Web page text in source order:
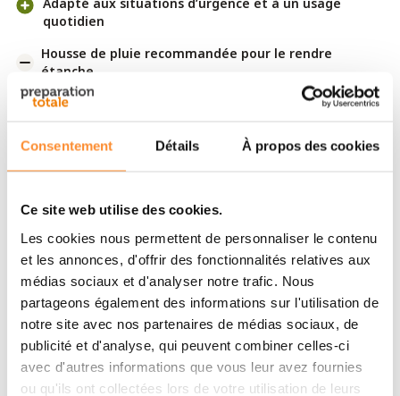
Consentement Détails À propos des cookies
Ce site web utilise des cookies.
Les cookies nous permettent de personnaliser le contenu
et les annonces, d'offrir des fonctionnalités relatives aux
médias sociaux et d'analyser notre trafic. Nous
partageons également des informations sur l'utilisation de
notre site avec nos partenaires de médias sociaux, de
publicité et d'analyse, qui peuvent combiner celles-ci
avec d'autres informations que vous leur avez fournies
ou qu'ils ont collectées lors de votre utilisation de leurs
quotidien
Housse de pluie recommandée pour le rendre
étanche
materiel de survie
ou votre kit d’urgence, que ce soit
pour un usage quotidien ou en situation critique.
comprenant rations, trousse de secours, réchaud
compact ou petite tente afin d’être prêt à partir à tout
moment.
Organisation interne
Avec un volume de 25 litres, cesac à dos offre
suffisamment de place pour tous vos essentiels. Ses
quatre compartiments indépendants se ferment